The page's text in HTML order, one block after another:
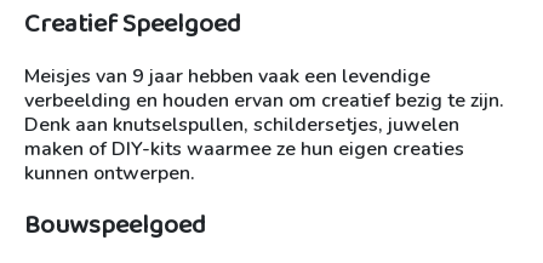
Creatief Speelgoed
Meisjes van 9 jaar hebben vaak een levendige
verbeelding en houden ervan om creatief bezig te zijn.
Denk aan knutselspullen, schildersetjes, juwelen
maken of DIY-kits waarmee ze hun eigen creaties
kunnen ontwerpen.
Bouwspeelgoed